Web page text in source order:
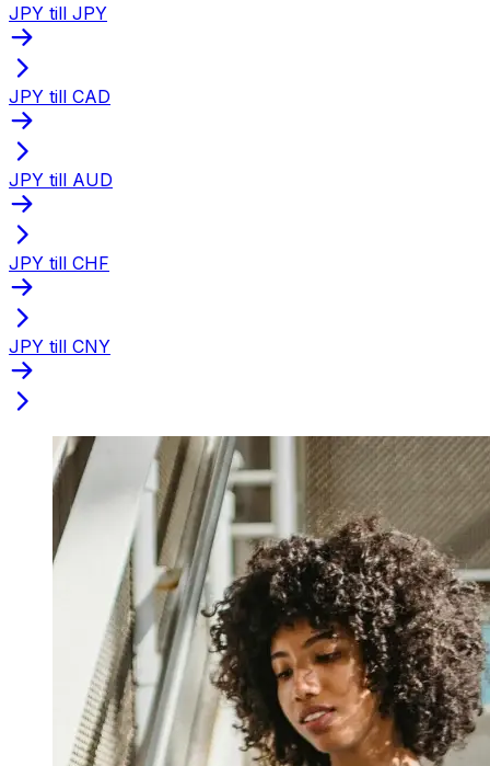
JPY till JPY
JPY till CAD
JPY till AUD
JPY till CHF
JPY till CNY